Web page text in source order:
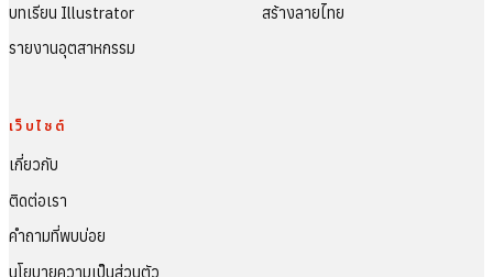
บทเรียน Illustrator
รายงานอุตสาหกรรม
สร้างลายไทย
เว็บไซต์
เกี่ยวกับ
ติดต่อเรา
คำถามที่พบบ่อย
นโยบายความเป็นส่วนตัว